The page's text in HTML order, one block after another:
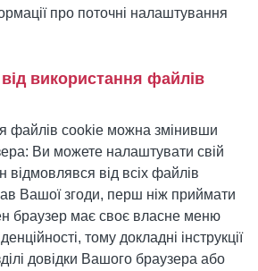
про поточні налаштування
використання файлів
файлів cookie можна змінивши
Ви можете налаштувати свій
відмовлявся від всіх файлів
Вашої згоди, перш ніж приймати
браузер має своє власне меню
тому докладні інструкції
довідки Вашого браузера або